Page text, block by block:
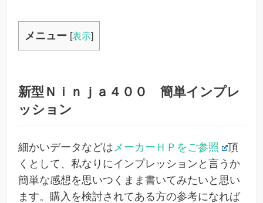
メニュー [表示]
新型Ｎｉｎｊａ４００ 簡単インプレ
ッション
細かいデータなどは メーカーＨＰをご参照
頂
くとして、私なりにインプレッションと言うか
簡単な感想を思いつくまま書いてみたいと思い
ます。購入を検討されてある方の参考になれば